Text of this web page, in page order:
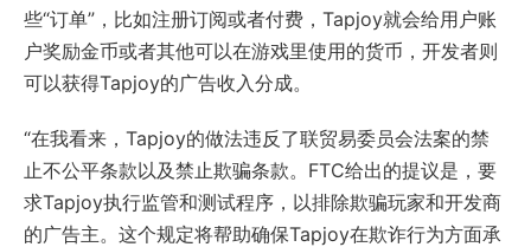
些“订单”，比如注册订阅或者付费，Tapjoy就会给用户账
户奖励金币或者其他可以在游戏里使用的货币，开发者则
可以获得Tapjoy的广告收入分成。
“在我看来，Tapjoy的做法违反了联贸易委员会法案的禁
止不公平条款以及禁止欺骗条款。FTC给出的提议是，要
求Tapjoy执行监管和测试程序，以排除欺骗玩家和开发商
的广告主。这个规定将帮助确保Tapjoy在欺诈行为方面承